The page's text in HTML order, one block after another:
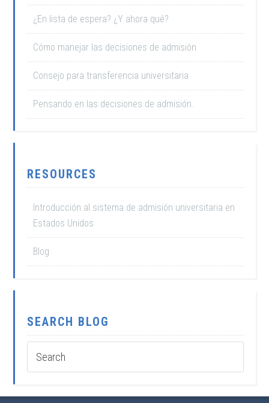
¿En lista de espera? ¿Y ahora qué?
Cómo manejar las decisiones de admisión
Consejo para transferencia universitaria
Pensando en las decisiones de admisión.
RESOURCES
Introducción al sistema de admisión universitaria en
Estados Unidos
Blog
SEARCH BLOG